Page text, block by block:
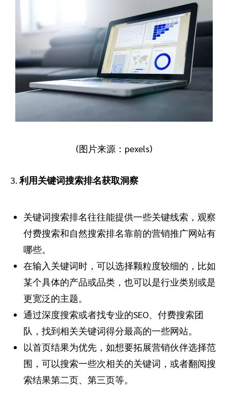
(图片来源：pexels)
3.利用关键词搜索排名获取洞察
关键词搜索排名往往能提供一些关键线索，观察
付费搜索和自然搜索排名靠前的营销推广网站有
哪些。
在输入关键词时，可以选择颗粒度较细的，比如
某个具体的产品或品类，也可以是行业类别或是
更宽泛的主题。
通过深度搜索或者找专业的SEO、付费搜索团
队，找到相关关键词得分最高的一些网站。
以首页结果为优先，如想要拓展营销伙伴选择范
围，可以搜索一些次相关的关键词，或者翻阅搜
索结果第二页、第三页等。